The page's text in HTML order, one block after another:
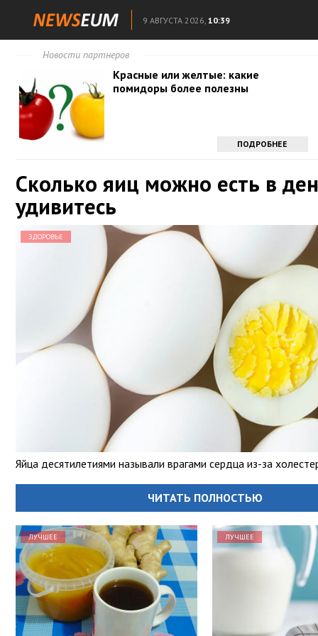
9 АВГУСТА 2026, 10:39
Новости партнеров
Красные или желтые: какие
помидоры более полезны
ПОДРОБНЕЕ
Сколько яиц можно есть в
удивитесь
ЗДОРОВЬЕ
Яйца десятилетиями называли врагами сердца из-за
ЧИТАТЬ ПОЛНОСТЬЮ
ЛУЧШЕЕ ЛУЧШЕЕ